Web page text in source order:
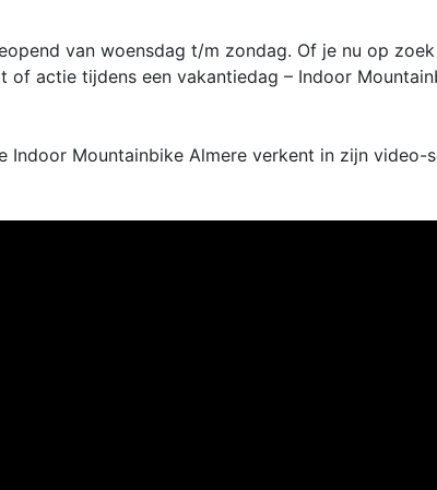
van woensdag t/m zondag. Of je nu op
actie tijdens een vakantiedag – Indoor
Indoor Mountainbike Almere verkent in zijn video-